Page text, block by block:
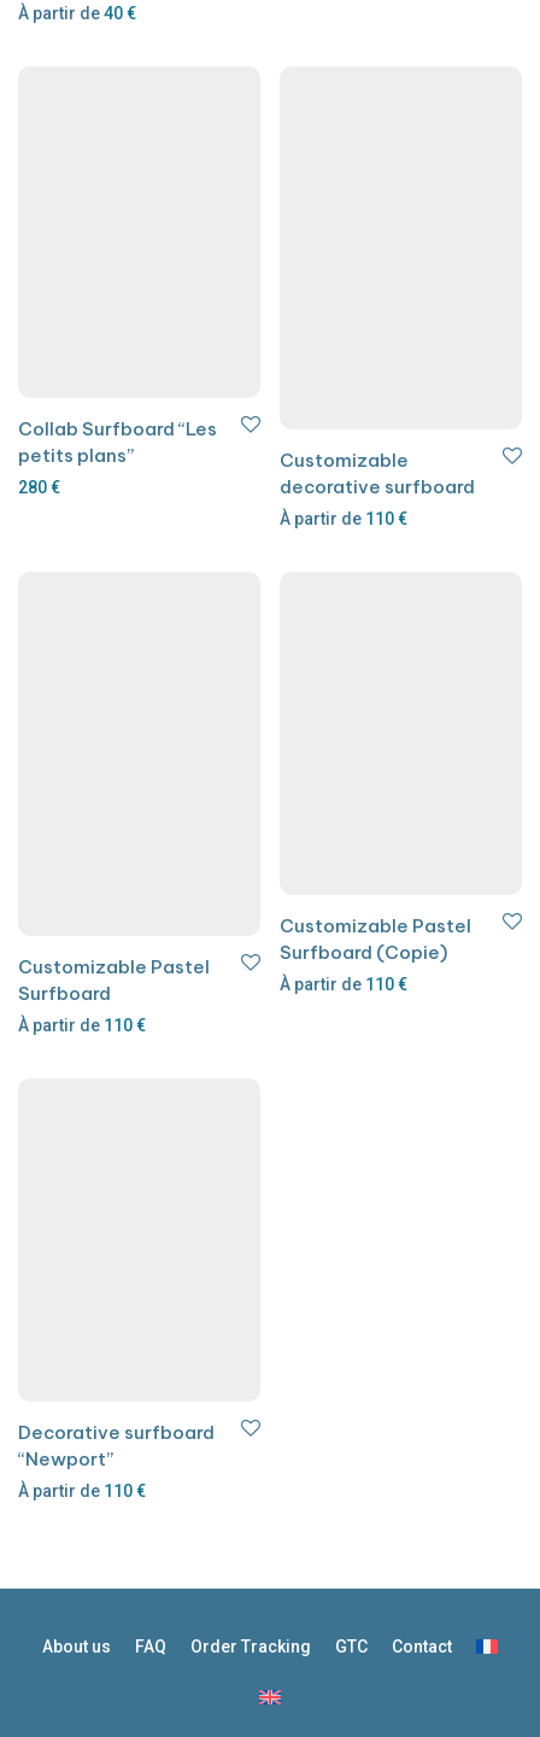
À partir de40€
Collab Surfboard “Les
petits plans”
280€
Customizable
decorative surfboard
À partir de 110€
Customizable Pastel
Surfboard
À partir de 110€
Customizable Pastel
Surfboard (Copie)
À partir de 110€
Decorative surfboard
“Newport”
À partir de 110€
About us FAQ Order Tracking GTC Contact